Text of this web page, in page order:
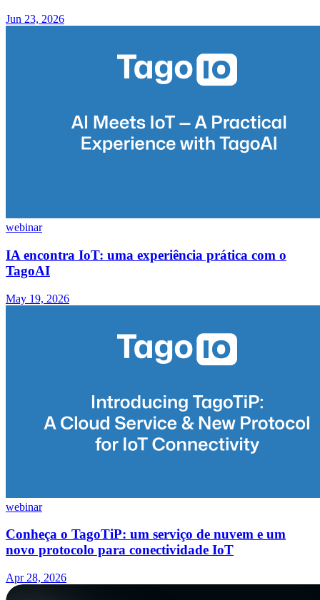
Jun 23, 2026
webinar
IA encontra IoT: uma experiência prática com o
TagoAI
May 19, 2026
webinar
Conheça o TagoTiP: um serviço de nuvem e um
novo protocolo para conectividade IoT
Apr 28, 2026